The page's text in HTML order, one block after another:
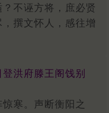
不诬方将，庶必贤
撰文怀人，感往增
洪府滕王阁饯别
寒。声断衡阳之